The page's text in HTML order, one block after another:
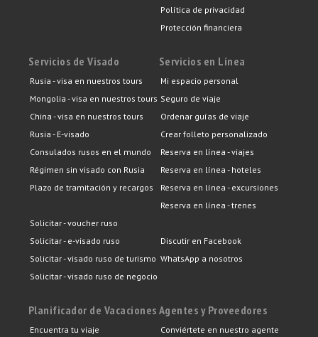
Política de privacidad
Protección financiera
Servicios de Visado
Rusia - visa en nuestros tours
Mongolia - visa en nuestros tours
China - visa en nuestros tours
Rusia - E-visado
Consulados rusos en el mundo
Régimen sin visado con Rusia
Plazo de tramitación y recargos
Solicitar - voucher ruso
Solicitar - e-visado ruso
Solicitar - visado ruso de turismo
Solicitar - visado ruso de negocio
Servicios en Línea
Mi espacio personal
Seguro de viaje
Ordenar guías de viaje
Crear folleto personalizado
Reserva en línea - viajes
Reserva en línea - hoteles
Reserva en línea - excursiones
Reserva en línea - trenes
Discutir en Facebook
WhatsApp a nosotros
Planificador de Vacaciones
Encuentra tu viaje
Agentes y Proveedores
Conviértete en nuestro agente